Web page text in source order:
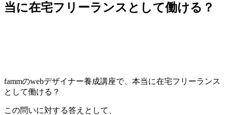
当に在宅フリーランスとして働ける？
fammのwebデザイナー養成講座で、本当に在宅フリーランス
として働ける？
この問いに対する答えとして、